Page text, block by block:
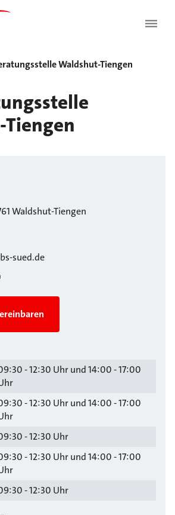
Waldshut-Tiengen
Waldshut-Tiengen
sued.de
- 12:30 Uhr und 14:00 - 17:00
- 12:30 Uhr und 14:00 - 17:00
- 12:30 Uhr
- 12:30 Uhr und 14:00 - 17:00
- 12:30 Uhr